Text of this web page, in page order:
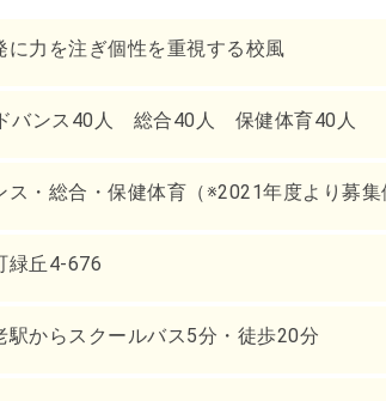
に力を注ぎ個性を重視する校風
バンス40人 総合40人 保健体育40人
・総合・保健体育（※2021年度より募集
緑丘4-676
からスクールバス5分・徒歩20分